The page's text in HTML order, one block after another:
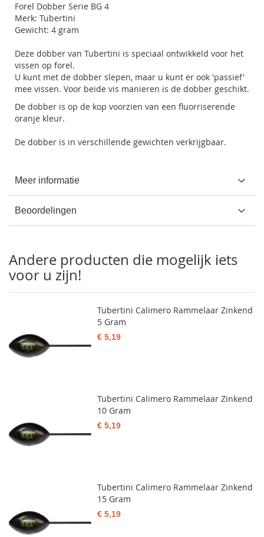
Forel Dobber Serie BG 4
Merk: Tubertini
Gewicht: 4 gram
Deze dobber van Tubertini is speciaal ontwikkeld voor het
vissen op forel.
U kunt met de dobber slepen, maar u kunt er ook 'passief'
mee vissen. Voor beide vis manieren is de dobber geschikt.
De dobber is op de kop voorzien van een fluorriserende
oranje kleur.
De dobber is in verschillende gewichten verkrijgbaar.
Meer informatie
Beoordelingen
Andere producten die mogelijk iets
voor u zijn!
Tubertini Calimero Rammelaar Zinkend
5 Gram
€ 5,19
Tubertini Calimero Rammelaar Zinkend
10 Gram
€ 5,19
Tubertini Calimero Rammelaar Zinkend
15 Gram
€ 5,19